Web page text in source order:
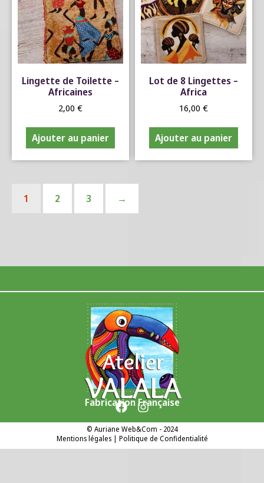
Lingette de Toilette –
Africaines
2,00 €
Ajouter au panier
Lot de 8 Lingettes –
Africa
16,00 €
Ajouter au panier
1 2 3 →
Fabrication Française
© Auriane Web&Com - 2024
Mentions légales| Politique de Confidentialité